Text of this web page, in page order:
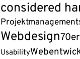
considered
Projektmanagement
Webdesign70er
Usability